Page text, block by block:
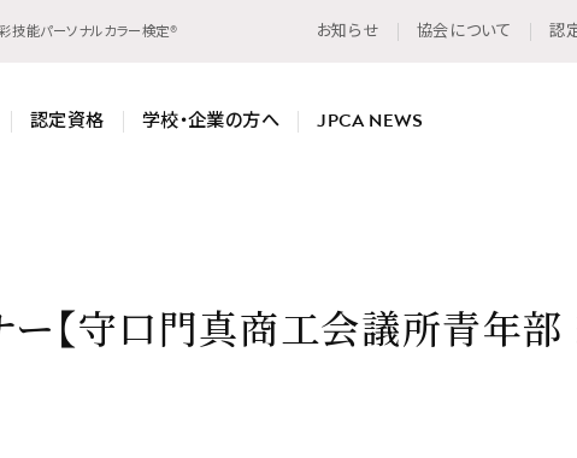
技能パーソナルカラー検定® お知らせ 協会について 認
認定資格 学校・企業の方へ JPCA NEWS
ー【守口門真商工会議所青年